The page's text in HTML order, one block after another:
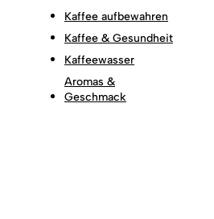
Kaffee aufbewahren
Kaffee & Gesundheit
Kaffeewasser
Aromas &
Geschmack